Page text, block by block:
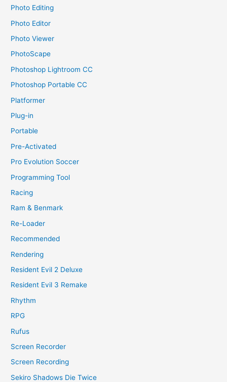
Photo Editing
Photo Editor
Photo Viewer
PhotoScape
Photoshop Lightroom CC
Photoshop Portable CC
Platformer
Plug-in
Portable
Pre-Activated
Pro Evolution Soccer
Programming Tool
Racing
Ram & Benmark
Re-Loader
Recommended
Rendering
Resident Evil 2 Deluxe
Resident Evil 3 Remake
Rhythm
RPG
Rufus
Screen Recorder
Screen Recording
Sekiro Shadows Die Twice